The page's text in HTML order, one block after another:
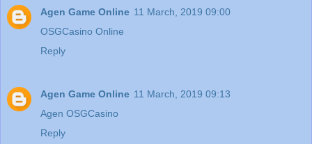
Agen Game Online 11 March, 2019 09:00
OSGCasino Online
Reply
Agen Game Online 11 March, 2019 09:13
Agen OSGCasino
Reply